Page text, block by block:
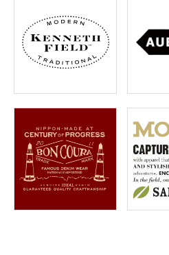
特定商取引法について
お問い合わせ
OFFICIAL WEB SITE
meeting_room ログイン 会員登